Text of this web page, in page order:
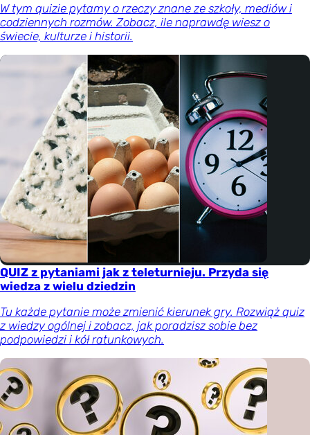
W tym quizie pytamy o rzeczy znane ze szkoły, mediów i
codziennych rozmów. Zobacz, ile naprawdę wiesz o
świecie, kulturze i historii.
QUIZ z pytaniami jak z teleturnieju. Przyda się
wiedza z wielu dziedzin
Tu każde pytanie może zmienić kierunek gry. Rozwiąż quiz
z wiedzy ogólnej i zobacz, jak poradzisz sobie bez
podpowiedzi i kół ratunkowych.